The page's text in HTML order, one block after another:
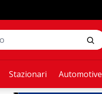
Stazionari Automotive